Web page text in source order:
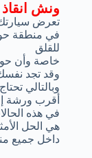
ونش
تعرض
في منطقة
للقلق
خاصة وأن
وقد تجد
وبالتالي
أقرب ورشة
في هذه
هي الحل
داخل جميع